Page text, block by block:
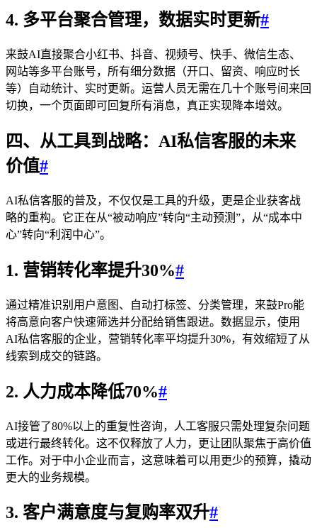
4. 多平台聚合管理，数据实时更新#
来鼓AI直接聚合小红书、抖音、视频号、快手、微信生态、
网站等多平台账号，所有细分数据（开口、留资、响应时长
等）自动统计、实时更新。运营人员无需在几十个账号间来回
切换，一个页面即可回复所有消息，真正实现降本增效。
四、从工具到战略：AI私信客服的未来
价值#
AI私信客服的普及，不仅仅是工具的升级，更是企业获客战
略的重构。它正在从“被动响应”转向“主动预测”，从“成本中
心”转向“利润中心”。
1. 营销转化率提升30%#
通过精准识别用户意图、自动打标签、分类管理，来鼓Pro能
将高意向客户快速筛选并分配给销售跟进。数据显示，使用
AI私信客服的企业，营销转化率平均提升30%，有效缩短了从
线索到成交的链路。
2. 人力成本降低70%#
AI接管了80%以上的重复性咨询，人工客服只需处理复杂问题
或进行最终转化。这不仅释放了人力，更让团队聚焦于高价值
工作。对于中小企业而言，这意味着可以用更少的预算，撬动
更大的业务规模。
3. 客户满意度与复购率双升#